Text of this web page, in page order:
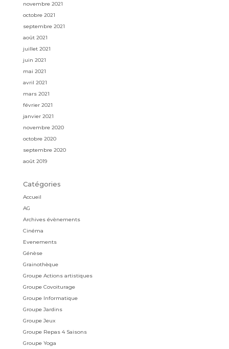
novembre 2021
octobre 2021
septembre 2021
août 2021
juillet 2021
juin 2021
mai 2021
avril 2021
mars 2021
février 2021
janvier 2021
novembre 2020
octobre 2020
septembre 2020
août 2019
Catégories
Accueil
AG
Archives évènements
Cinéma
Evenements
Génèse
Grainothèque
Groupe Actions artistiques
Groupe Covoiturage
Groupe Informatique
Groupe Jardins
Groupe Jeux
Groupe Repas 4 Saisons
Groupe Yoga